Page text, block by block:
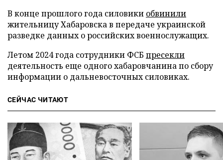
В конце прошлого года силовики обвинили
жительницу Хабаровска в передаче украинской
разведке данных о российских военнослужащих.
Летом 2024 года сотрудники ФСБ пресекли
деятельность еще одного хабаровчанина по сбору
информации о дальневосточных силовиках.
СЕЙЧАС ЧИТАЮТ